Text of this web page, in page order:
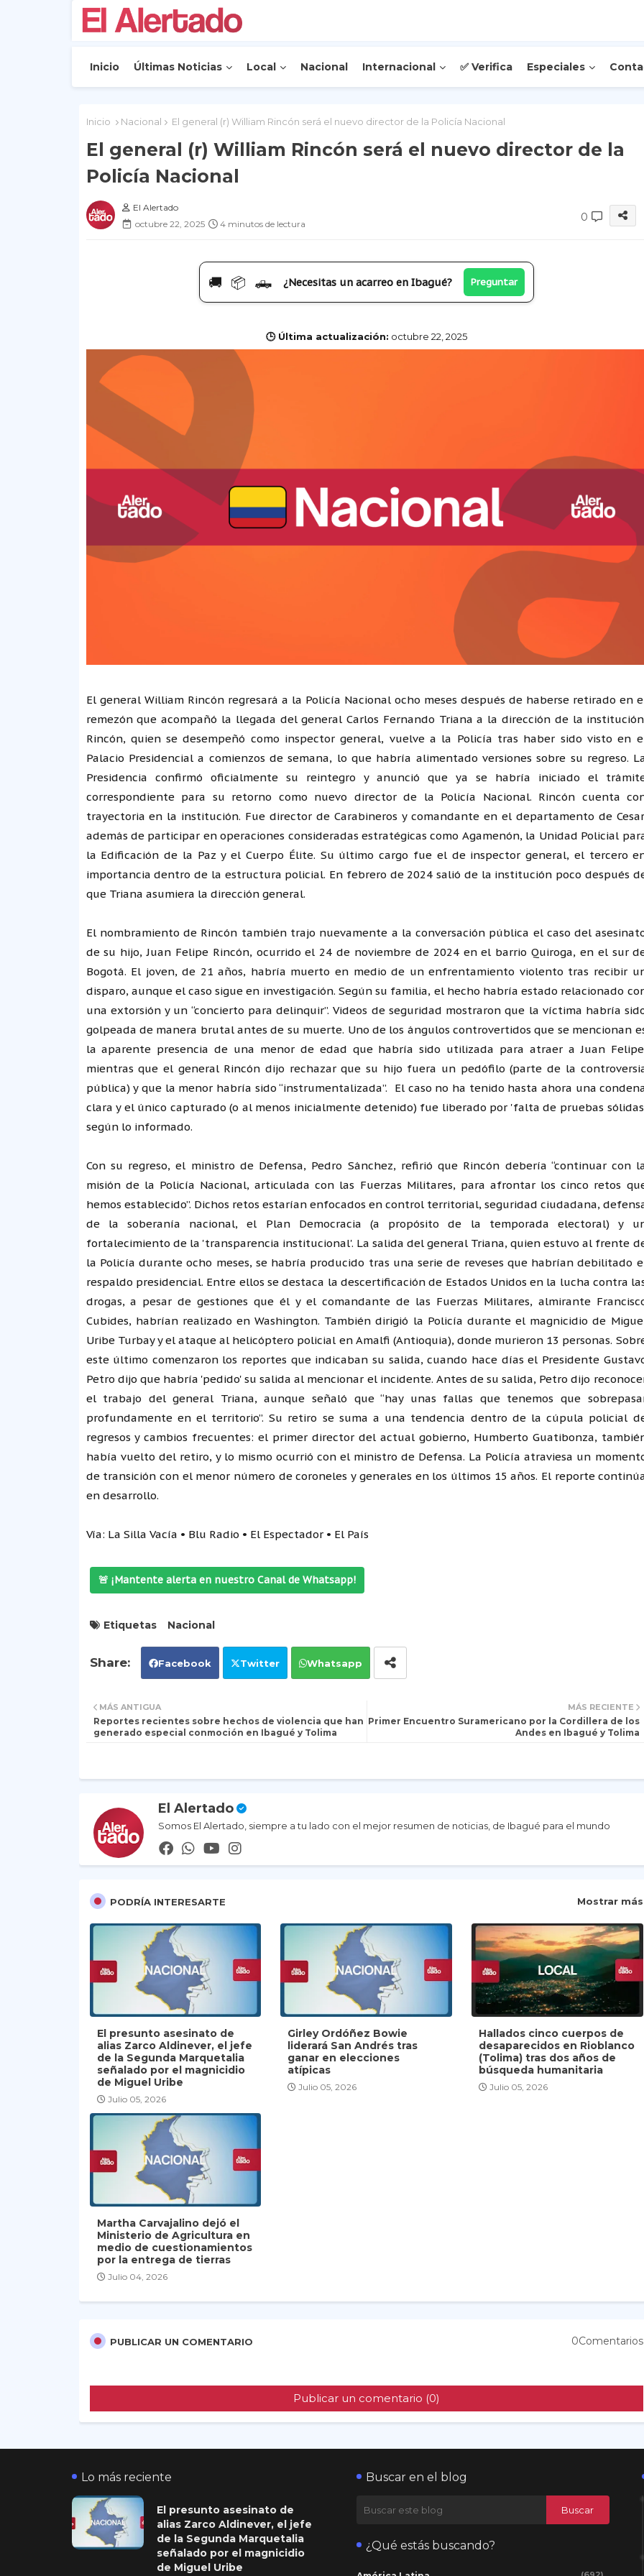
Inicio Últimas Noticias Local Nacional Internacional ✅ Verifica Especiales
Inicio Nacional El general (r) William Rincón será el nuevo director de la Policía Nacional
El general (r) William Rincón será el nuevo director de la
Policía Nacional
El Alertado
octubre 22, 2025
4 minutos de lectura
0
🚚 📦 🛻 ¿Necesitas un acarreo en Ibagué? Preguntar
🕒 Última actualización: octubre 22, 2025
El general William Rincón regresará a la Policía Nacional ocho meses después de haberse retirado en
remezón que acompañó la llegada del general Carlos Fernando Triana a la dirección de la
Rincón, quien se desempeñó como inspector general, vuelve a la Policía tras haber sido visto en
Palacio Presidencial a comienzos de semana, lo que habría alimentado versiones sobre su regreso.
Presidencia confirmó oficialmente su reintegro y anunció que ya se habría iniciado el
correspondiente para su retorno como nuevo director de la Policía Nacional. Rincón cuenta
trayectoria en la institución. Fue director de Carabineros y comandante en el departamento de
además de participar en operaciones consideradas estratégicas como Agamenón, la Unidad Policial
la Edificación de la Paz y el Cuerpo Élite. Su último cargo fue el de inspector general, el tercero
importancia dentro de la estructura policial. En febrero de 2024 salió de la institución poco después
que Triana asumiera la dirección general.
El nombramiento de Rincón también trajo nuevamente a la conversación pública el caso del
de su hijo, Juan Felipe Rincón, ocurrido el 24 de noviembre de 2024 en el barrio Quiroga, en el sur
Bogotá. El joven, de 21 años, habría muerto en medio de un enfrentamiento violento tras recibir
disparo, aunque el caso sigue en investigación. Según su familia, el hecho habría estado relacionado
una extorsión y un “concierto para delinquir”. Videos de seguridad mostraron que la víctima habría
golpeada de manera brutal antes de su muerte. Uno de los ángulos controvertidos que se mencionan
la aparente presencia de una menor de edad que habría sido utilizada para atraer a Juan
mientras que el general Rincón dijo rechazar que su hijo fuera un pedófilo (parte de la
pública) y que la menor habría sido “instrumentalizada”. El caso no ha tenido hasta ahora una
clara y el único capturado (o al menos inicialmente detenido) fue liberado por 'falta de pruebas
según lo informado.
Con su regreso, el ministro de Defensa, Pedro Sánchez, refirió que Rincón debería “continuar con
misión de la Policía Nacional, articulada con las Fuerzas Militares, para afrontar los cinco retos
hemos establecido”. Dichos retos estarían enfocados en control territorial, seguridad ciudadana,
de la soberanía nacional, el Plan Democracia (a propósito de la temporada electoral) y
fortalecimiento de la 'transparencia institucional'. La salida del general Triana, quien estuvo al frente
la Policía durante ocho meses, se habría producido tras una serie de reveses que habrían debilitado
respaldo presidencial. Entre ellos se destaca la descertificación de Estados Unidos en la lucha contra
drogas, a pesar de gestiones que él y el comandante de las Fuerzas Militares, almirante
Cubides, habrían realizado en Washington. También dirigió la Policía durante el magnicidio de
Uribe Turbay y el ataque al helicóptero policial en Amalfi (Antioquia), donde murieron 13 personas.
este último comenzaron los reportes que indicaban su salida, cuando hace días el Presidente
Petro dijo que habría 'pedido' su salida al mencionar el incidente. Antes de su salida, Petro dijo
el trabajo del general Triana, aunque señaló que “hay unas fallas que tenemos que
profundamente en el territorio”. Su retiro se suma a una tendencia dentro de la cúpula policial
regresos y cambios frecuentes: el primer director del actual gobierno, Humberto Guatibonza,
había vuelto del retiro, y lo mismo ocurrió con el ministro de Defensa. La Policía atraviesa un
de transición con el menor número de coroneles y generales en los últimos 15 años. El reporte
en desarrollo.
Vía: La Silla Vacía • Blu Radio • El Espectador • El País
🚨 ¡Mantente alerta en nuestro Canal de Whatsapp!
Etiquetas Nacional
Facebook Twitter Whatsapp
MÁS RECIENTE
Primer Encuentro Suramericano por la Cordillera de los
Andes en Ibagué y Tolima
MÁS ANTIGUA
Reportes recientes sobre hechos de violencia que han
generado especial conmoción en Ibagué y Tolima
El Alertado
Somos El Alertado, siempre a tu lado con el mejor resumen de noticias, de Ibagué para el mundo
PODRÍA INTERESARTE Mostrar más
El presunto asesinato de
alias Zarco Aldinever, el jefe
de la Segunda Marquetalia
señalado por el magnicidio
de Miguel Uribe
Julio 05, 2026
Girley Ordóñez Bowie
liderará San Andrés tras
ganar en elecciones
atípicas
Julio 05, 2026
Hallados cinco cuerpos de
desaparecidos en Rioblanco
(Tolima) tras dos años de
búsqueda humanitaria
Julio 05, 2026
Martha Carvajalino dejó el
Ministerio de Agricultura en
medio de cuestionamientos
por la entrega de tierras
Julio 04, 2026
PUBLICAR UN COMENTARIO 0Comentarios
Publicar un comentario (0)
Lo más reciente
El presunto asesinato de
alias Zarco Aldinever, el jefe
de la Segunda Marquetalia
señalado por el magnicidio
de Miguel Uribe
Buscar en el blog
¿Qué estás buscando?